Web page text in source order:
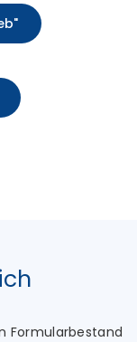
Formularbestand